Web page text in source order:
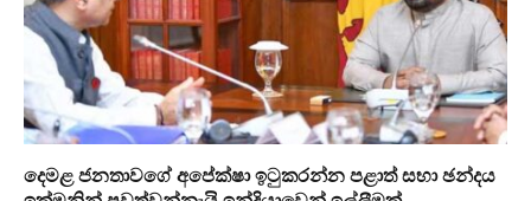
දෙමළ ජනතාවගේ අපේක්ෂා ඉටුකරන්න පළාත් සභා ඡන්දය